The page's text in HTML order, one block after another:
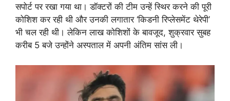
सपोर्ट पर रखा गया था। डॉक्टरों की टीम उन्हें स्थिर करने की पूरी
कोशिश कर रही थी और उनकी लगातार ‘किडनी रिप्लेसमेंट थेरेपी’
भी चल रही थी। लेकिन लाख कोशिशों के बावजूद, शुक्रवार सुबह
करीब 5 बजे उन्होंने अस्पताल में अपनी अंतिम सांस ली।